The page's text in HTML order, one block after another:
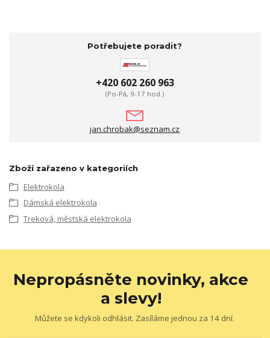
Potřebujete poradit?
+420 602 260 963
(Po-Pá, 9-17 hod.)
jan.chrobak@seznam.cz
Zboží zařazeno v kategoriích
Elektrokola
Dámská elektrokola
Treková, městská elektrokola
Nepropásněte novinky, akce
a slevy!
Můžete se kdykoli odhlásit. Zasíláme jednou za 14 dní.